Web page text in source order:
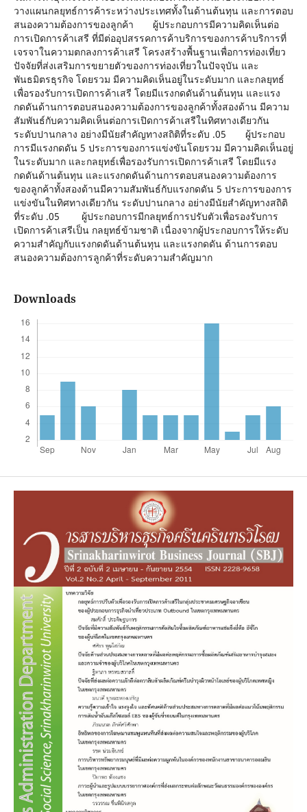
วางแผนกลยุทธ์การค้าระหว่างประเทศทั้งในด้านต้นทุน และการตอบ
สนองความต้องการของลูกค้า ผู้ประกอบการมีความคิดเห็นต่อ
การเปิดการค้าเสรี ที่มีต่ออุปสรรคการค้าบริการของการค้าบริการที่
เจรจาในความตกลงการค้าเสรี โครงสร้างพื้นฐานเพื่อการท่องเที่ยว
ปัจจัยที่ส่งเสริมการขยายตัวของการท่องเที่ยวในปัจจุบัน และ
พันธมิตรธุรกิจ โดยรวม มีความคิดเห็นอยู่ในระดับมาก และกลยุทธ์
เพื่อรองรับการเปิดการค้าเสรี โดยมีแรงกดดันด้านต้นทุน และแรง
กดดันด้านการตอบสนองความต้องการของลูกค้าทั้งสองด้าน มีความ
สัมพันธ์กับความคิดเห็นต่อการเปิดการค้าเสรีในทิศทางเดียวกัน
ระดับปานกลาง อย่างมีนัยสำคัญทางสถิติที่ระดับ .05 ผู้ประกอบ
การมีแรงกดดัน 5 ประการของการแข่งขันโดยรวม มีความคิดเห็นอยู่
ในระดับมาก และกลยุทธ์เพื่อรองรับการเปิดการค้าเสรี โดยมีแรง
กดดันด้านต้นทุน และแรงกดดันด้านการตอบสนองความต้องการ
ของลูกค้าทั้งสองด้านมีความสัมพันธ์กับแรงกดดัน 5 ประการของการ
แข่งขันในทิศทางเดียวกัน ระดับปานกลาง อย่างมีนัยสำคัญทางสถิติ
ที่ระดับ .05 ผู้ประกอบการมีกลยุทธ์การปรับตัวเพื่อรองรับการ
เปิดการค้าเสรีเป็น กลยุทธ์ข้ามชาติ เนื่องจากผู้ประกอบการให้ระดับ
ความสำคัญกับแรงกดดันด้านต้นทุน และแรงกดดัน ด้านการตอบ
สนองความต้องการลูกค้าที่ระดับความสำคัญมาก
Downloads